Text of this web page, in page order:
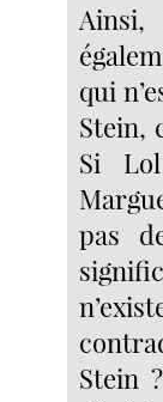
Ainsi,
qui
Stein,
Si
pas
Stein